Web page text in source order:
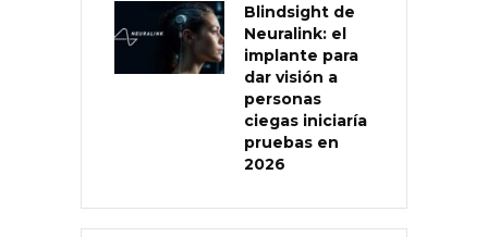
Blindsight de
Neuralink: el
implante para
dar visión a
personas
ciegas iniciaría
pruebas en
2026